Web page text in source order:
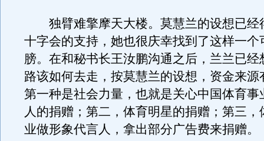
独臂难擎摩天大楼。莫慧兰的设想已经
十字会的支持，她也很庆幸找到了这样一个
膀。在和秘书长王汝鹏沟通之后，兰兰已经
路该如何去走，按莫慧兰的设想，资金来源
第一种是社会力量，也就是关心中国体育事
人的捐赠；第二，体育明星的捐赠；第三，
业做形象代言人，拿出部分广告费来捐赠。